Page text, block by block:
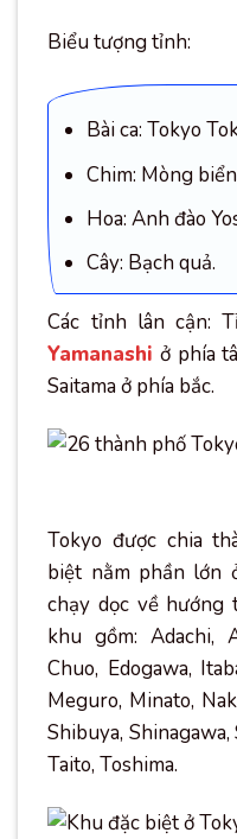
Biểu tượng tỉnh:
Bài ca: Tokyo
Chim: Mòng
Hoa: Anh đào
Cây: Bạch quả.
Các tỉnh lân cận:
Yamanashi ở phía
Saitama ở phía bắc.
Tokyo được chia
biệt nằm phần lớn
chạy dọc về hướng
khu gồm: Adachi,
Chuo, Edogawa,
Meguro, Minato,
Shibuya,
Taito, Toshima.